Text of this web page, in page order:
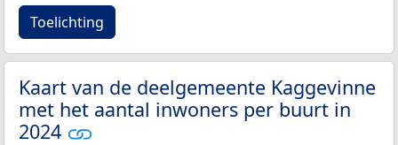
Toelichting
Kaart van de deelgemeente Kaggevinne
met het aantal inwoners per buurt in
2024